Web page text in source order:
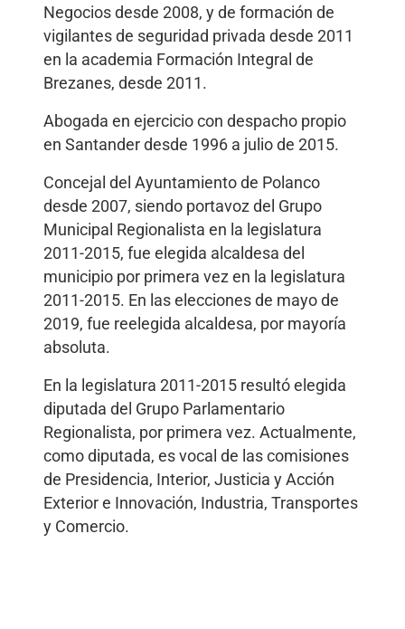
Negocios desde 2008, y de formación de
vigilantes de seguridad privada desde 2011
en la academia Formación Integral de
Brezanes, desde 2011.
Abogada en ejercicio con despacho propio
en Santander desde 1996 a julio de 2015.
Concejal del Ayuntamiento de Polanco
desde 2007, siendo portavoz del Grupo
Municipal Regionalista en la legislatura
2011-2015, fue elegida alcaldesa del
municipio por primera vez en la legislatura
2011-2015. En las elecciones de mayo de
2019, fue reelegida alcaldesa, por mayoría
absoluta.
En la legislatura 2011-2015 resultó elegida
diputada del Grupo Parlamentario
Regionalista, por primera vez. Actualmente,
como diputada, es vocal de las comisiones
de Presidencia, Interior, Justicia y Acción
Exterior e Innovación, Industria, Transportes
y Comercio.